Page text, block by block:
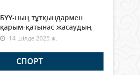
БҰҰ-ның тұтқындармен
қарым-қатынас жасаудың
14 шілде 2025 ж.
СПОРТ